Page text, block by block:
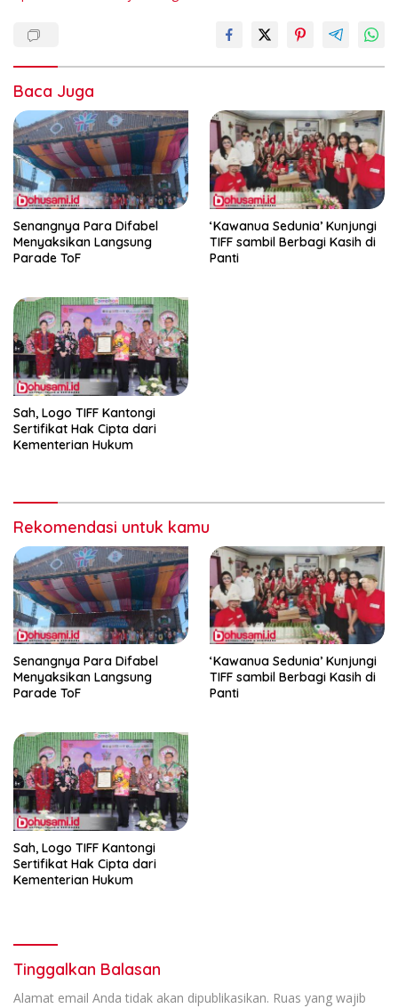
Baca Juga
Senangnya Para Difabel
Menyaksikan Langsung
Parade ToF
‘Kawanua Sedunia’ Kunjungi
TIFF sambil Berbagi Kasih di
Panti
Sah, Logo TIFF Kantongi
Sertifikat Hak Cipta dari
Kementerian Hukum
Rekomendasi untuk kamu
Senangnya Para Difabel
Menyaksikan Langsung
Parade ToF
‘Kawanua Sedunia’ Kunjungi
TIFF sambil Berbagi Kasih di
Panti
Sah, Logo TIFF Kantongi
Sertifikat Hak Cipta dari
Kementerian Hukum
Tinggalkan Balasan
Alamat email Anda tidak akan dipublikasikan. Ruas yang wajib